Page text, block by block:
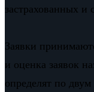
застрахованных и
Заявки
и оценка заявок
определят по